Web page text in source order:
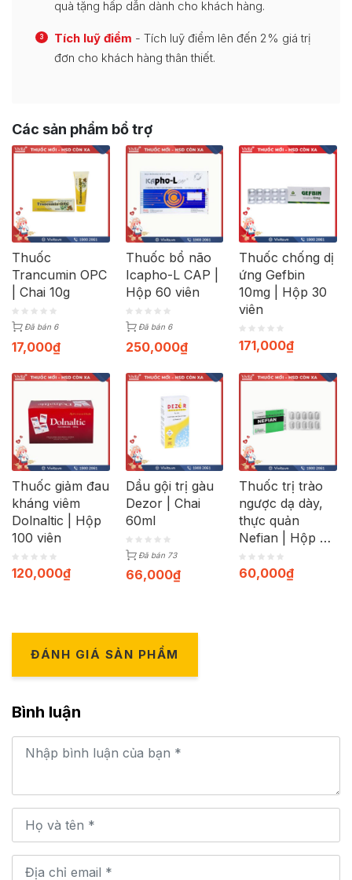
quà tặng hấp dẫn dành cho khách hàng.
3 Tích luỹ điểm - Tích luỹ điểm lên đến 2% giá trị
đơn cho khách hàng thân thiết.
Các sản phẩm bổ trợ
Thuốc
Trancumin OPC
| Chai 10g
Đã bán 6
17,000₫
Thuốc bổ não
Icapho-L CAP |
Hộp 60 viên
Đã bán 6
250,000₫
Thuốc chống dị
ứng Gefbin
10mg | Hộp 30
viên
171,000₫
Thuốc giảm đau
kháng viêm
Dolnaltic | Hộp
100 viên
120,000₫
Dầu gội trị gàu
Dezor | Chai
60ml
Đã bán 73
66,000₫
Thuốc trị trào
ngược dạ dày,
thực quản
Nefian | Hộp 30
viên
60,000₫
ĐÁNH GIÁ SẢN PHẨM
Bình luận